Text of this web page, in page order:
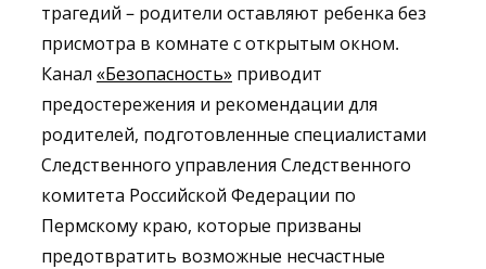
трагедий – родители оставляют ребенка без
присмотра в комнате с открытым окном.
Канал «Безопасность» приводит
предостережения и рекомендации для
родителей, подготовленные специалистами
Следственного управления Следственного
комитета Российской Федерации по
Пермскому краю, которые призваны
предотвратить возможные несчастные